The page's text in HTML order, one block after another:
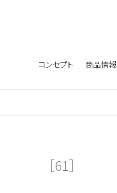
コンセプト 商品情報
［61］